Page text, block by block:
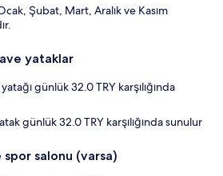
Şubat, Mart, Aralık ve Kasım
yataklar
günlük 32.0 TRY karşılığında
günlük 32.0 TRY karşılığında sunulur
spor salonu (varsa)